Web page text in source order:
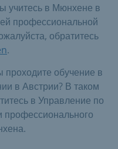
учитесь в Мюнхене в
профессиональной
обратитесь
.
проходите обучение в
в Австрии? В таком
в Управление по
профессионального